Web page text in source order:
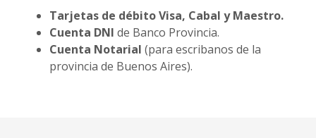
Tarjetas de débito Visa, Cabal y Maestro.
Cuenta DNI de Banco Provincia.
Cuenta Notarial (para escribanos de la
provincia de Buenos Aires).